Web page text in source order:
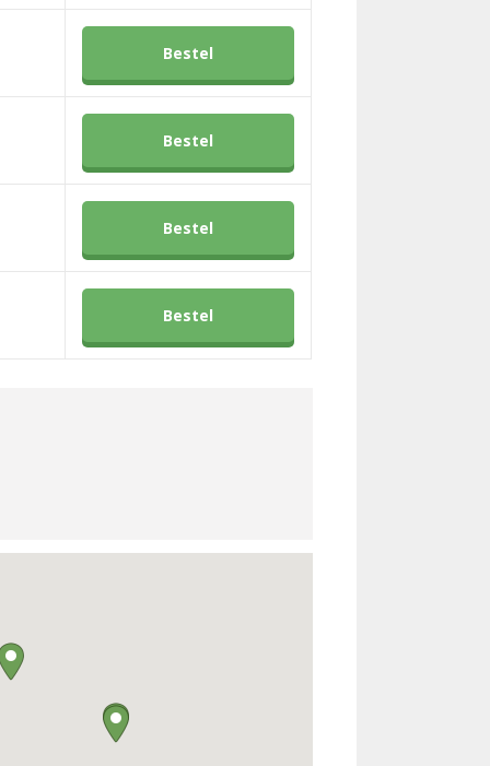
Bestel
Bestel
Bestel
Bestel